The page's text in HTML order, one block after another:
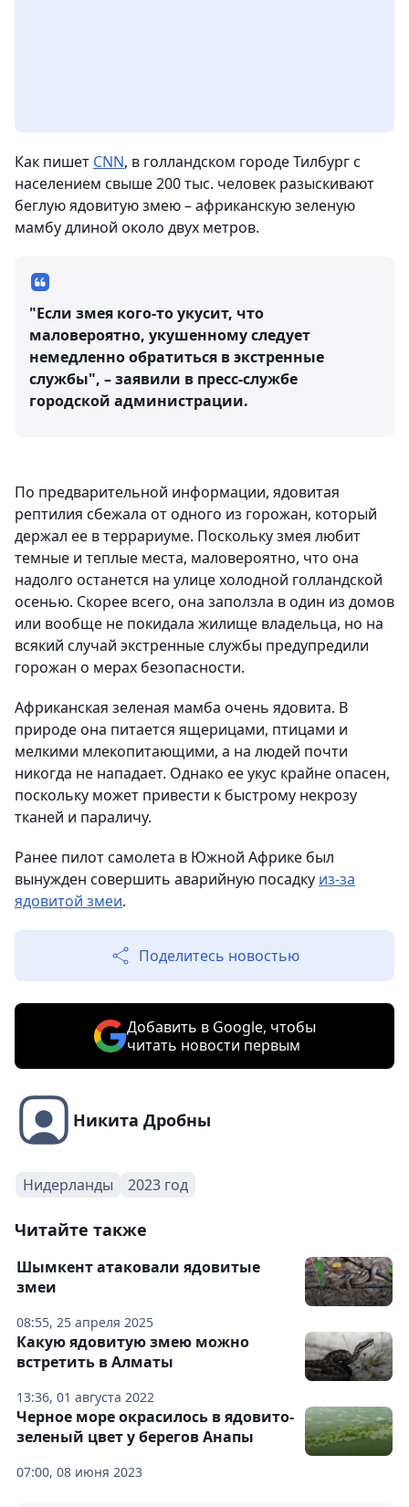
Как пишет CNN, в голландском городе Тилбург с
населением свыше 200 тыс. человек разыскивают
беглую ядовитую змею – африканскую зеленую
мамбу длиной около двух метров.
"Если змея кого-то укусит, что
маловероятно, укушенному следует
немедленно обратиться в экстренные
службы", – заявили в пресс-службе
городской администрации.
По предварительной информации, ядовитая
рептилия сбежала от одного из горожан, который
держал ее в террариуме. Поскольку змея любит
темные и теплые места, маловероятно, что она
надолго останется на улице холодной голландской
осенью. Скорее всего, она заползла в один из домов
или вообще не покидала жилище владельца, но на
всякий случай экстренные службы предупредили
горожан о мерах безопасности.
Африканская зеленая мамба очень ядовита. В
природе она питается ящерицами, птицами и
мелкими млекопитающими, а на людей почти
никогда не нападает. Однако ее укус крайне опасен,
поскольку может привести к быстрому некрозу
тканей и параличу.
Ранее пилот самолета в Южной Африке был
вынужден совершить аварийную посадку из-за
ядовитой змеи.
Поделитесь новостью
Добавить в Google, чтобы
читать новости первым
Никита Дробны
Нидерланды 2023 год
Читайте также
08:55, 25 апреля 2025
Шымкент атаковали ядовитые
змеи
13:36, 01 августа 2022
Какую ядовитую змею можно
встретить в Алматы
07:00, 08 июня 2023
Черное море окрасилось в ядовито-
зеленый цвет у берегов Анапы